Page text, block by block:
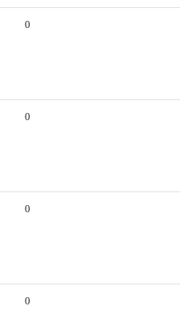
0
0
0
0